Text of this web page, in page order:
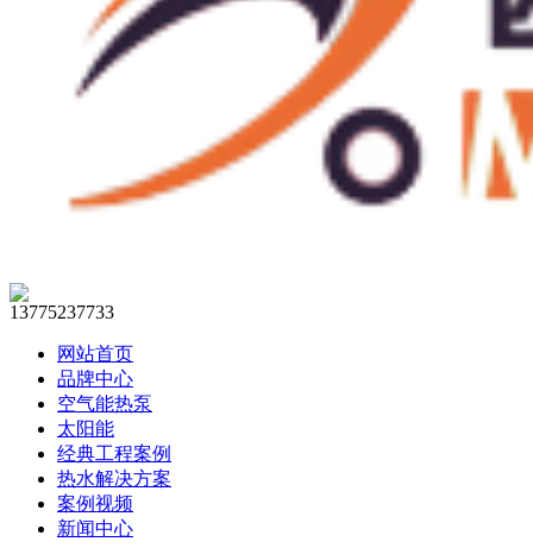
13775237733
网站首页
品牌中心
空气能热泵
太阳能
经典工程案例
热水解决方案
案例视频
新闻中心